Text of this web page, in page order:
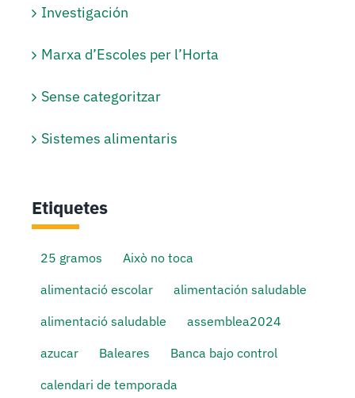
Investigación
Marxa d’Escoles per l’Horta
Sense categoritzar
Sistemes alimentaris
Etiquetes
25 gramos
Això no toca
alimentació escolar
alimentación saludable
alimentació saludable
assemblea2024
azucar
Baleares
Banca bajo control
calendari de temporada